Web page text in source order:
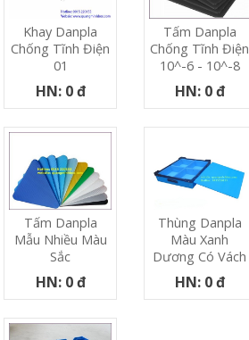
Khay Danpla
Chống Tĩnh Điện
01
HN: 0 đ
Tấm Danpla
Chống Tĩnh Điện
10^-6 - 10^-8
HN: 0 đ
Tấm Danpla
Mẫu Nhiều Màu
Sắc
HN: 0 đ
Thùng Danpla
Màu Xanh
Dương Có Vách
HN: 0 đ